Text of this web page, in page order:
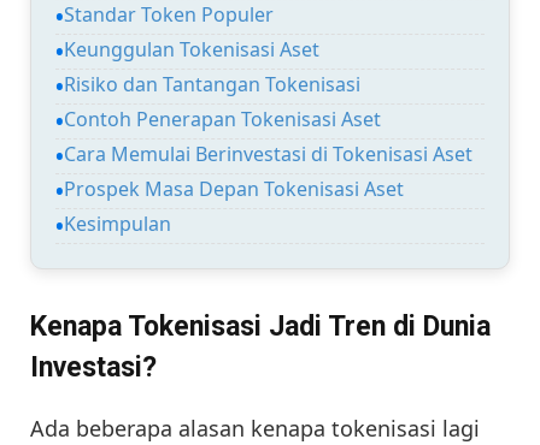
Standar Token Populer
Keunggulan Tokenisasi Aset
Risiko dan Tantangan Tokenisasi
Contoh Penerapan Tokenisasi Aset
Cara Memulai Berinvestasi di Tokenisasi Aset
Prospek Masa Depan Tokenisasi Aset
Kesimpulan
Kenapa Tokenisasi Jadi Tren di Dunia
Investasi?
Ada beberapa alasan kenapa tokenisasi lagi